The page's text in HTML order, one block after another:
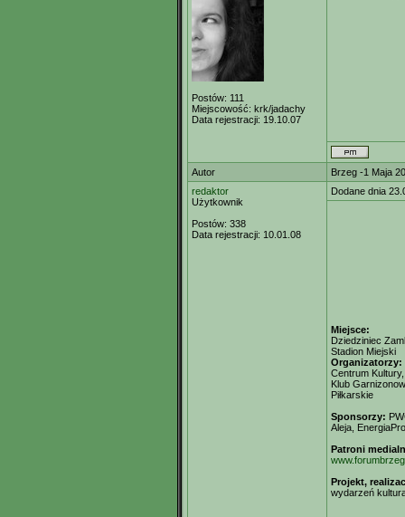
Postów: 111
Miejscowość: krk/jadachy
Data rejestracji: 19.10.07
Autor
Brzeg -1 Maja
redaktor
Użytkownik
Postów: 338
Data rejestracji: 10.01.08
Dodane dnia
Miejsce:
Dziedziniec
Stadion Miejski
Organizatorzy:
Centrum
Klub
Piłkarskie
Sponsorzy:
Aleja,
Patroni
Projekt,
wydarzeń